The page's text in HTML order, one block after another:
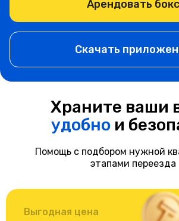
Арендовать бокс
Скачать
Храните ваши
удобно и
Помощь с подбором нужной
этапами переезда
Выгодная цена